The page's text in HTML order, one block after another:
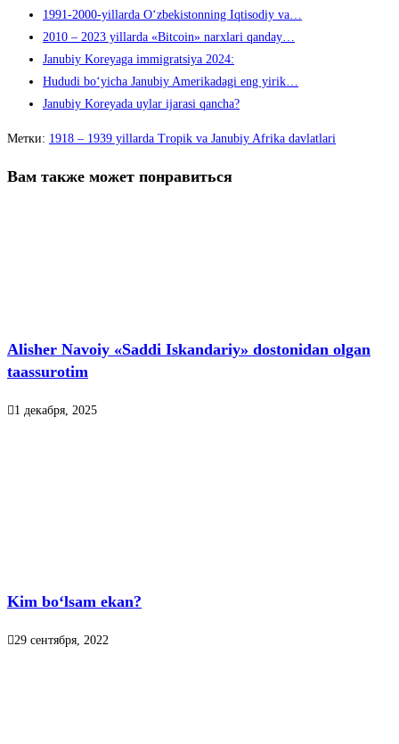
1991-2000-yillarda O‘zbekistonning Iqtisodiy va…
2010 – 2023 yillarda «Bitcoin» narxlari qanday…
Janubiy Koreyaga immigratsiya 2024:
Hududi boʻyicha Janubiy Amerikadagi eng yirik…
Janubiy Koreyada uylar ijarasi qancha?
Метки: 1918 – 1939 yillarda Tropik va Janubiy Afrika davlatlari
Вам также может понравиться
Alisher Navoiy «Saddi Iskandariy» dostonidan olgan
taassurotim
1 декабря, 2025
Kim bo‘lsam ekan?
29 сентября, 2022